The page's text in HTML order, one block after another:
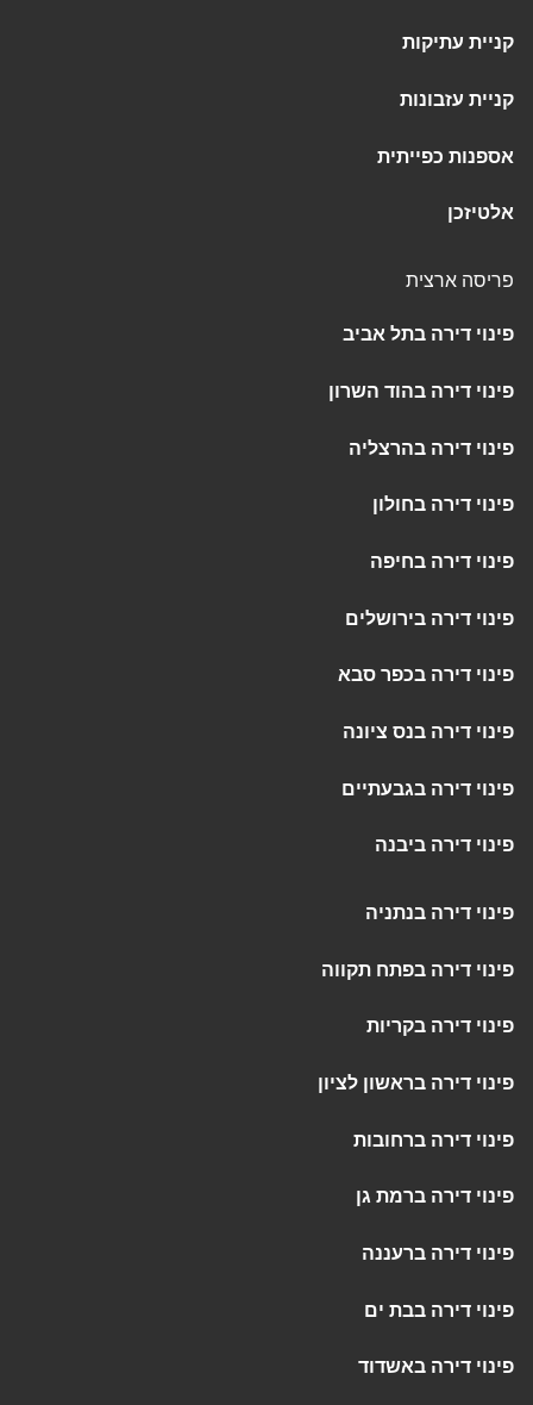
קניית עתיקות
קניית עזבונות
אספנות כפייתית
אלטיזכן
פריסה ארצית
פינוי דירה בתל אביב
פינוי דירה בהוד השרון
פינוי דירה בהרצליה
פינוי דירה בחולון
פינוי דירה בחיפה
פינוי דירה בירושלים
פינוי דירה בכפר סבא
פינוי דירה בנס ציונה
פינוי דירה בגבעתיים
פינוי דירה ביבנה
פינוי דירה בנתניה
פינוי דירה בפתח תקווה
פינוי דירה בקריות
פינוי דירה בראשון לציון
פינוי דירה ברחובות
פינוי דירה ברמת גן
פינוי דירה ברעננה
פינוי דירה בבת ים
פינוי דירה באשדוד